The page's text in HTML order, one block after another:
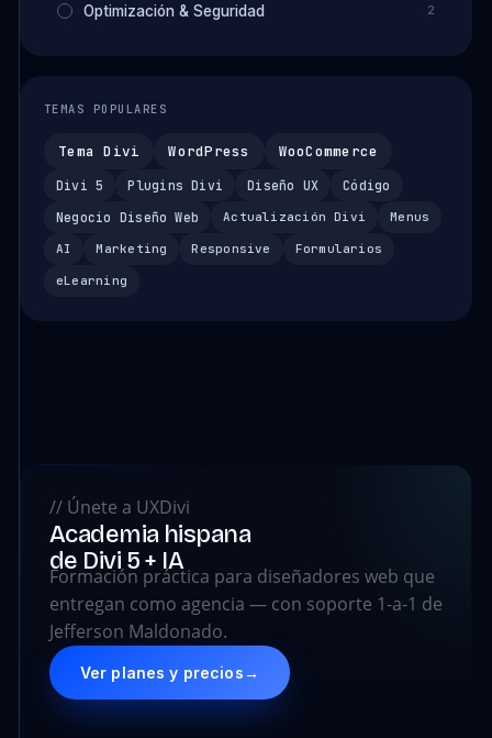
Optimización & Seguridad 2
TEMAS POPULARES
Tema Divi WordPress WooCommerce
Divi 5 Plugins Divi Diseño UX
Código
Negocio Diseño Web
Actualización Divi Menus
AI Marketing Responsive Formularios
eLearning
// Únete a UXDivi
Academia hispana
de Divi 5 + IA
Formación práctica para diseñadores web que
entregan como agencia — con soporte 1-a-1 de
Jefferson Maldonado.
Ver planes y precios→